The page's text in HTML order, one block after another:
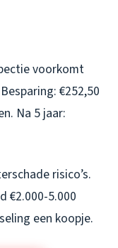
voorkomt
€252,50
Na 5 jaar:
risico’s.
€2.000-5.000
een koopje.